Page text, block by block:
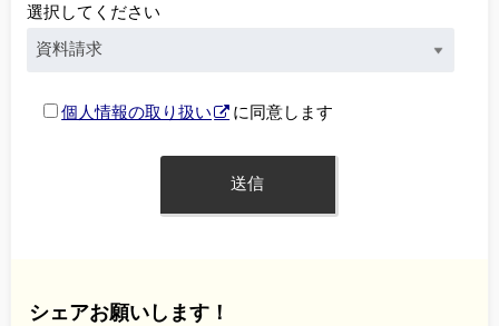
選択してください
個人情報の取り扱い に同意します
シェアお願いします！